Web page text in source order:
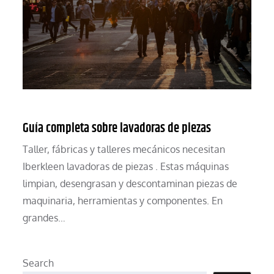
Guía completa sobre lavadoras de piezas
Taller, fábricas y talleres mecánicos necesitan
Iberkleen lavadoras de piezas . Estas máquinas
limpian, desengrasan y descontaminan piezas de
maquinaria, herramientas y componentes. En
grandes…
Search